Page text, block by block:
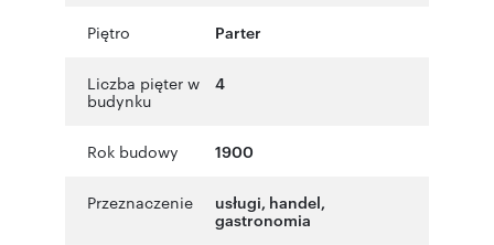
Piętro Parter
Liczba pięter w
budynku
4
Rok budowy 1900
Przeznaczenie usługi, handel,
gastronomia